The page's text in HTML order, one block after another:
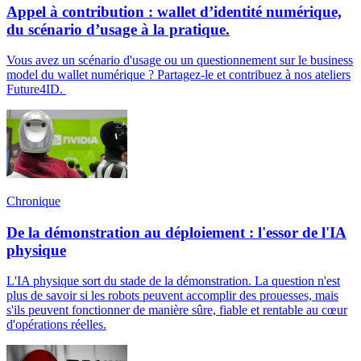
Appel à contribution : wallet d’identité numérique,
du scénario d’usage à la pratique.
Vous avez un scénario d'usage ou un questionnement sur le business
model du wallet numérique ? Partagez-le et contribuez à nos ateliers
Future4ID.
Chronique
De la démonstration au déploiement : l'essor de l'IA
physique
L'IA physique sort du stade de la démonstration. La question n'est
plus de savoir si les robots peuvent accomplir des prouesses, mais
s'ils peuvent fonctionner de manière sûre, fiable et rentable au cœur
d'opérations réelles.